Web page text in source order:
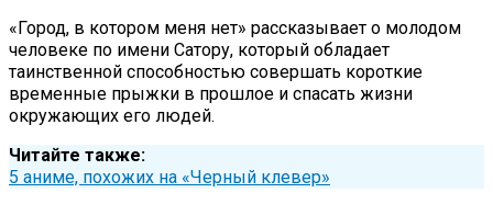
«Город, в котором меня нет» рассказывает о молодом
человеке по имени Сатору, который обладает
таинственной способностью совершать короткие
временные прыжки в прошлое и спасать жизни
окружающих его людей.
Читайте также:
5 аниме, похожих на «Черный клевер»